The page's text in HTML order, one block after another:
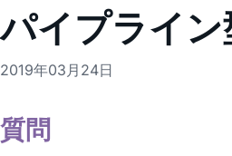
パイプライン
2019年03月24日
質問